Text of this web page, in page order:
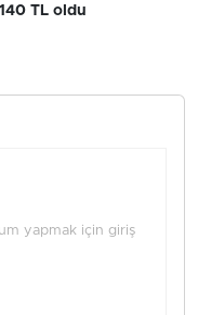
TL oldu
yapmak için giriş